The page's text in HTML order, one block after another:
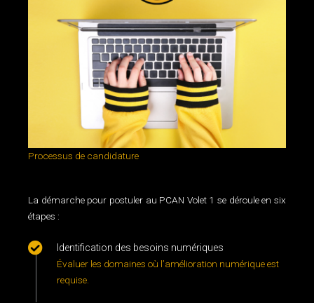
Processus de candidature
La démarche pour postuler au PCAN Volet 1 se déroule en six
étapes :
Identification des besoins numériques
Évaluer les domaines où l’amélioration numérique est
requise.